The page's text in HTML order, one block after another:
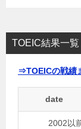
TOEIC結果一覧
⇒TOEICの戦績
date
2002以